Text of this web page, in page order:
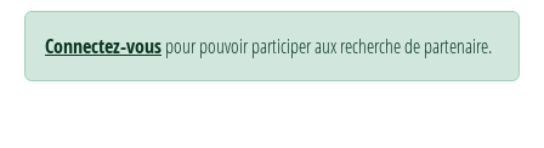
Connectez-vouspour pouvoir participer aux recherche de partenaire.